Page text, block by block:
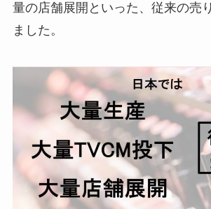
量の店舗展開といった、従来の売
ました。